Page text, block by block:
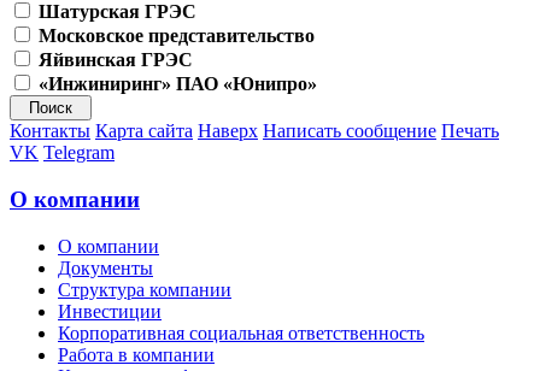
Шатурская ГРЭС
Московское представительство
Яйвинская ГРЭС
«Инжиниринг» ПАО «Юнипро»
Контакты Карта сайта Наверх Написать сообщение Печать
VK Telegram
О компании
О компании
Документы
Структура компании
Инвестиции
Корпоративная социальная ответственность
Работа в компании